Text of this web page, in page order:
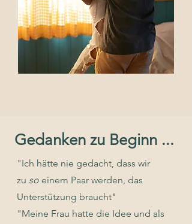
Gedanken zu Beginn ...
"Ich hätte nie gedacht, dass wir
zu so einem Paar werden, das
Unterstützung braucht"
"Meine Frau hatte die Idee und als